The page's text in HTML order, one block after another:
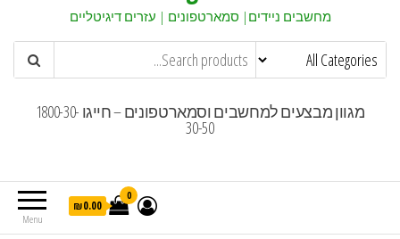
מחשבים ניידים| סמארטפונים | עזרים דיגיטליים
מגוון מבצעים למחשבים וסמארטפונים – חייגו 1800-30-
30-50
Menu
0
₪0.00